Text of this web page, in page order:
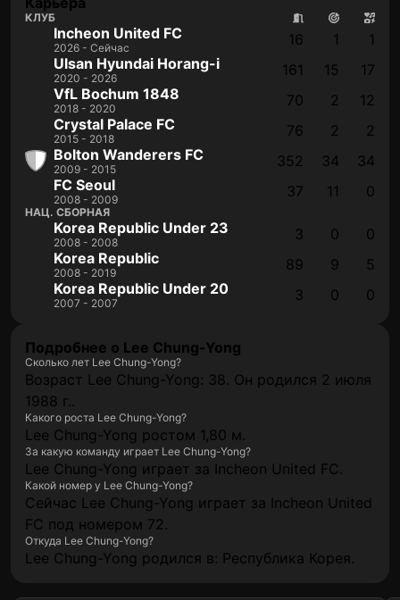
КЛУБ
Incheon United FC
2026 - Сейчас 16 1
1
Ulsan Hyundai Horang-i
2020 - 2026 161 15
17
VfL Bochum 1848
2018 - 2020 70 2
12
Crystal Palace FC
2015 - 2018 76 2
2
Bolton Wanderers FC
2009 - 2015 352 34
34
FC Seoul
2008 - 2009 37 11 0
НАЦ. СБОРНАЯ
Korea Republic Under 23
2008 - 2008 3 0
0
Korea Republic
2008 - 2019 89 9
5
Korea Republic Under 20
2007 - 2007 3 0 0
Подробнее о Lee Chung-Yong
Сколько лет Lee Chung-Yong?
Возраст Lee Chung-Yong: 38. Он родился 2 июля
1988 г..
Какого роста Lee Chung-Yong?
Lee Chung-Yong ростом 1,80 м.
За какую команду играет Lee Chung-Yong?
Lee Chung-Yong играет за Incheon United FC.
Какой номер у Lee Chung-Yong?
Сейчас Lee Chung-Yong играет за Incheon United
FC под номером 72.
Откуда Lee Chung-Yong?
Lee Chung-Yong родился в: Республика Корея.